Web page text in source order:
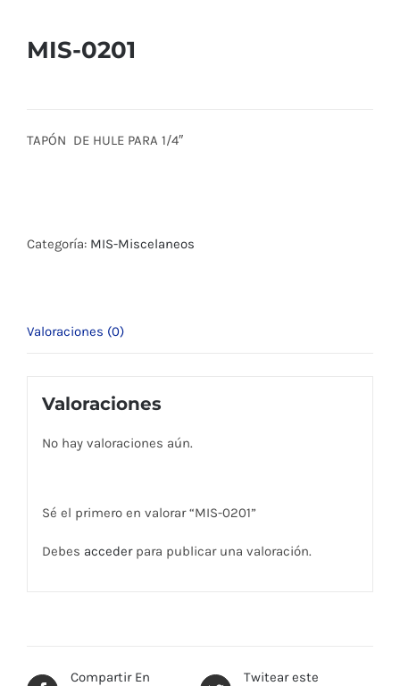
MIS-0201
TAPÓN DE HULE PARA 1/4″
Categoría: MIS-Miscelaneos
Valoraciones (0)
Valoraciones
No hay valoraciones aún.
Sé el primero en valorar “MIS-0201”
Debes accederpara publicar una valoración.
Compartir En
Twitear este